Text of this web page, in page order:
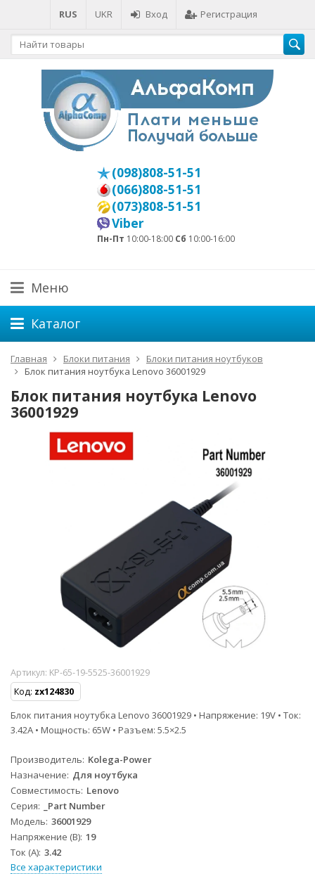
RUS UKR Вход Регистрация
(098)808-51-51
(066)808-51-51
(073)808-51-51
Viber
Пн-Пт 10:00-18:00 Сб 10:00-16:00
Меню
Каталог
Главная Блоки питания
Блоки питания ноутбуков
Блок питания ноутбука Lenovo 36001929
Блок питания ноутбука Lenovo
36001929
Артикул: KP-65-19-5525-36001929
Код: zx124830
Блок питания ноутубка Lenovo 36001929 • Напряжение: 19V • Ток:
3.42A • Мощность: 65W • Разъем: 5.5×2.5
Производитель Kolega-Power
Назначение Для ноутбука
Совместимость Lenovo
Серия
_Part Number
Модель 36001929
Напряжение (В) 19
Ток (А) 3.42
Все характеристики